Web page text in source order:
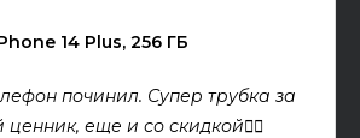
14 Plus, 256 ГБ
починил. Супер трубка за
еще и со скидкой👍🏻